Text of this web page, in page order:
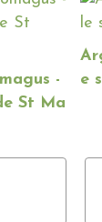
-
St Ma
e